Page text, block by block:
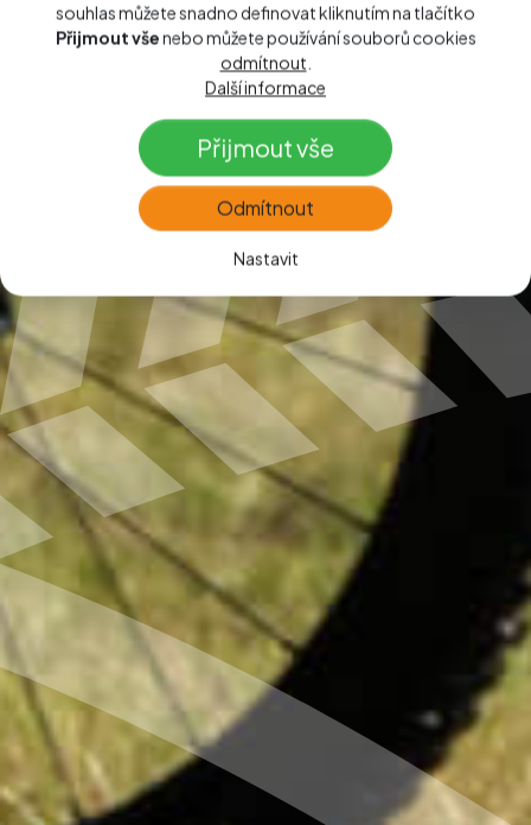
souhlas můžete snadno definovat kliknutím na tlačítko
Přijmout všenebo můžete používání souborů cookies
odmítnout
Další informace
Přijmout vše
Odmítnout
Nastavit